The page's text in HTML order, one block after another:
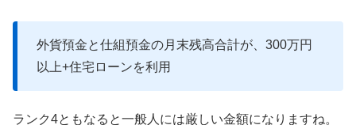
外貨預金と仕組預金の月末残高合計が、300万円
以上+住宅ローンを利用
ランク4ともなると一般人には厳しい金額になりますね。